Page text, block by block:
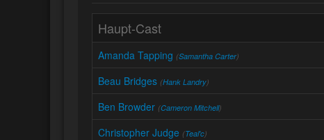
Haupt-Cast
Amanda Tapping (Samantha Carter)
Beau Bridges (Hank Landry)
Ben Browder (Cameron Mitchell)
Christopher Judge (Teal'c)